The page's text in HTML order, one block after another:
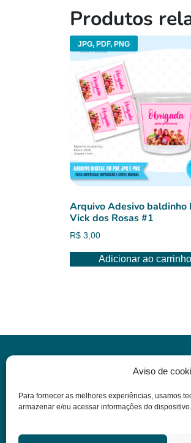
Aviso de
Para fornecer as melhores experiências, usamos
armazenar e/ou acessar informações do dispositivo.
Produtos
JPG, PDF, PNG
Arquivo Adesivo baldinho
Vick dos Rosas #1
R$ 3,00
Adicionar ao carrinho
Informações
Dúvidas
Política de privacidade